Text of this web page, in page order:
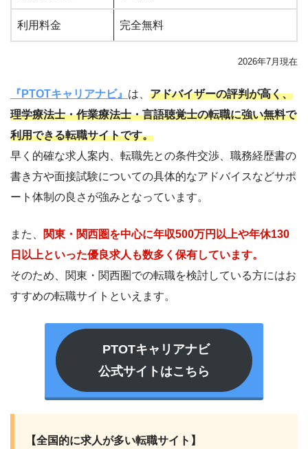
利用料金 完全無料
2026年7月現在
『PTOTキャリアナビ』 は、 アドバイザーの評判が高く、
理学療法士・作業療法士・言語聴覚士の転職に強い無料で
利用できる転職サイトです。
早く的確な求人案内、転職先との条件交渉、職務経歴書の
書き方や面接試験についての具体的なアドバイスなどサポ
ート体制の良さが強みとなっています。
また、
関東・関西圏を中心に年収500万円以上や年休130
日以上といった優良求人も数多く保有しています。
そのため、関東・関西圏での転職を検討している方にはお
すすめの転職サイトといえます。
PTOTキャリアナビ
公式サイトはこちら
【全国的に求人が多い転職サイト】